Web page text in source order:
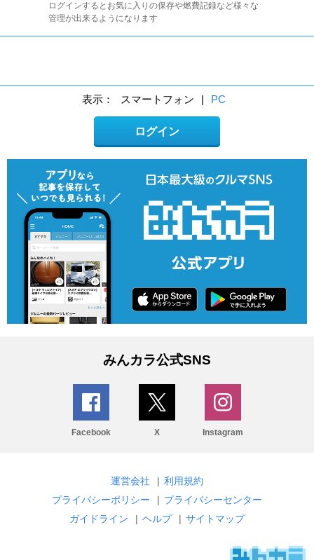
ログインするとお気に入りの保存や燃費記録など様々な
管理が出来るようになります
表示： スマートフォン | PC
ログイン
みんカラ公式SNS
Facebook X Instagram
運営会社 | 利用規約
プライバシーポリシー
| プライバシーセンター
ガイドライン
| ヘルプ | サイトマップ